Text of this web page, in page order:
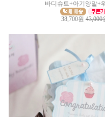
바디슈트+아기양말+
38,700원 43,000